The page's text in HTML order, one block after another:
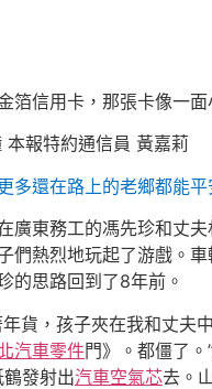
箔信用卡，那張卡像一
本報特約通信員 黃嘉莉
多還在路上的老鄉都能
廣東務工的馮先珍和丈
們熱烈地玩起了游戲。
的思路回到了8年前。
貨，孩子夾在我和丈夫
汽車零件門》。都僵了
發射出汽車空氣芯去。